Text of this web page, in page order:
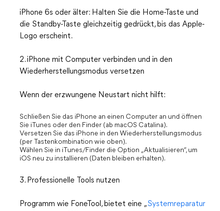
iPhone 6s oder älter: Halten Sie die Home-Taste und
die Standby-Taste gleichzeitig gedrückt, bis das Apple-
Logo erscheint.
2. iPhone mit Computer verbinden und in den
Wiederherstellungsmodus versetzen
Wenn der erzwungene Neustart nicht hilft:
Schließen Sie das iPhone an einen Computer an und öffnen
Sie iTunes oder den Finder (ab macOS Catalina).
Versetzen Sie das iPhone in den Wiederherstellungsmodus
(per Tastenkombination wie oben).
Wählen Sie in iTunes/Finder die Option „Aktualisieren“, um
iOS neu zu installieren (Daten bleiben erhalten).
3. Professionelle Tools nutzen
Programm wie FoneTool, bietet eine „Systemreparatur